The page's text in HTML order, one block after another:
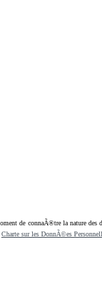
de connaÃ®tre la nature
Charte sur les DonnÃ©es